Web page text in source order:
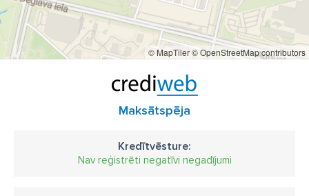
© MapTiler© OpenStreetMap contributors
Maksātspēja
Kredītvēsture:
Nav reģistrēti negatīvi negadījumi